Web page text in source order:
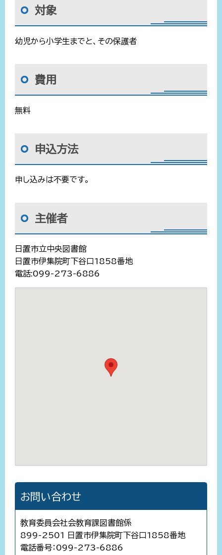
対象
幼児から小学生までと、その保護者
費用
無料
申込方法
申し込みは不要です。
主催者
日置市立中央図書館
日置市伊集院町下谷口1858番地
電話:099-273-6886
お問い合わせ
教育委員会社会教育課図書館係
899-2501 日置市伊集院町下谷口1858番地
電話番号：099-273-6886